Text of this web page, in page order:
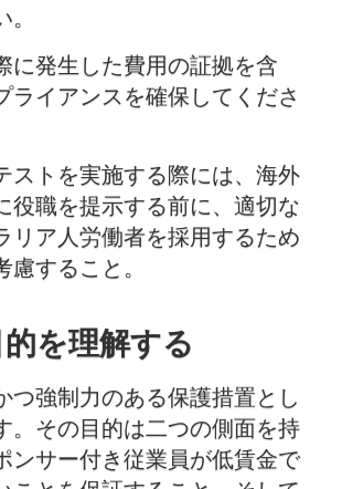
に発生した費用の証拠を含
ライアンスを確保してくださ
ストを実施する際には、海外
役職を提示する前に、適切な
リア人労働者を採用するため
慮すること。
的を理解する
つ強制力のある保護措置とし
。その目的は二つの側面を持
ンサー付き従業員が低賃金で